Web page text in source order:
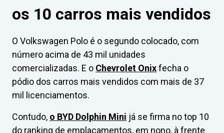
os 10 carros mais vendidos
O Volkswagen Polo é o segundo colocado, com
número acima de 43 mil unidades
comercializadas. E o Chevrolet Onixfecha o
pódio dos carros mais vendidos com mais de 37
mil licenciamentos.
Contudo, o BYD Dolphin Mini já se firma no top 10
do ranking de emplacamentos, em nono, à frente